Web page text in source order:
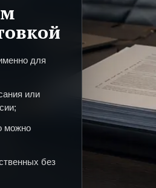
для
или
можно
без